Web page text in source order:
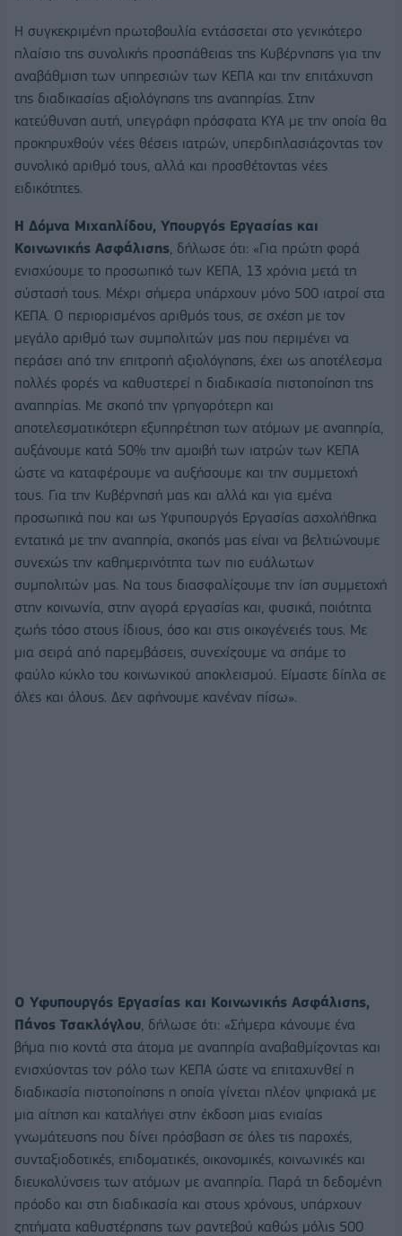
Η συγκεκριμένη πρωτοβουλία εντάσσεται στο γενικότερο
πλαίσιο της συνολικής προσπάθειας της Κυβέρνησης για την
αναβάθμιση των υπηρεσιών των ΚΕΠΑ και την επιτάχυνση
της διαδικασίας αξιολόγησης της αναπηρίας. Στην
κατεύθυνση αυτή, υπεγράφη πρόσφατα ΚΥΑ με την οποία θα
προκηρυχθούν νέες θέσεις ιατρών, υπερδιπλασιάζοντας τον
συνολικό αριθμό τους, αλλά και προσθέτοντας νέες
ειδικότητες.
Η Δόμνα Μιχαηλίδου, Υπουργός Εργασίας και
Κοινωνικής Ασφάλισης, δήλωσε ότι: «Για πρώτη φορά
ενισχύουμε το προσωπικό των ΚΕΠΑ, 13 χρόνια μετά τη
σύστασή τους. Μέχρι σήμερα υπάρχουν μόνο 500 ιατροί στα
ΚΕΠΑ. Ο περιορισμένος αριθμός τους, σε σχέση με τον
μεγάλο αριθμό των συμπολιτών μας που περιμένει να
περάσει από την επιτροπή αξιολόγησης, έχει ως αποτέλεσμα
πολλές φορές να καθυστερεί η διαδικασία πιστοποίηση της
αναπηρίας. Με σκοπό την γρηγορότερη και
αποτελεσματικότερη εξυπηρέτηση των ατόμων με αναπηρία,
αυξάνουμε κατά 50% την αμοιβή των ιατρών των ΚΕΠΑ
ώστε να καταφέρουμε να αυξήσουμε και την συμμετοχή
τους. Για την Κυβέρνησή μας και αλλά και για εμένα
προσωπικά που και ως Υφυπουργός Εργασίας ασχολήθηκα
εντατικά με την αναπηρία, σκοπός μας είναι να βελτιώνουμε
συνεχώς την καθημερινότητα των πιο ευάλωτων
συμπολιτών μας. Να τους διασφαλίζουμε την ίση συμμετοχή
στην κοινωνία, στην αγορά εργασίας και, φυσικά, ποιότητα
ζωής τόσο στους ίδιους, όσο και στις οικογένειές τους. Με
μια σειρά από παρεμβάσεις, συνεχίζουμε να σπάμε το
φαύλο κύκλο του κοινωνικού αποκλεισμού. Είμαστε δίπλα σε
όλες και όλους. Δεν αφήνουμε κανέναν πίσω».
Ο Υφυπουργός Εργασίας και Κοινωνικής Ασφάλισης,
Πάνος Τσακλόγλου, δήλωσε ότι: «Σήμερα κάνουμε ένα
βήμα πιο κοντά στα άτομα με αναπηρία αναβαθμίζοντας και
ενισχύοντας τον ρόλο των ΚΕΠΑ ώστε να επιταχυνθεί η
διαδικασία πιστοποίησης η οποία γίνεται πλέον ψηφιακά με
μια αίτηση και καταλήγει στην έκδοση μιας ενιαίας
γνωμάτευσης που δίνει πρόσβαση σε όλες τις παροχές,
συνταξιοδοτικές, επιδοματικές, οικονομικές, κοινωνικές και
διευκολύνσεις των ατόμων με αναπηρία. Παρά τη δεδομένη
πρόοδο και στη διαδικασία και στους χρόνους, υπάρχουν
ζητήματα καθυστέρησης των ραντεβού καθώς μόλις 500